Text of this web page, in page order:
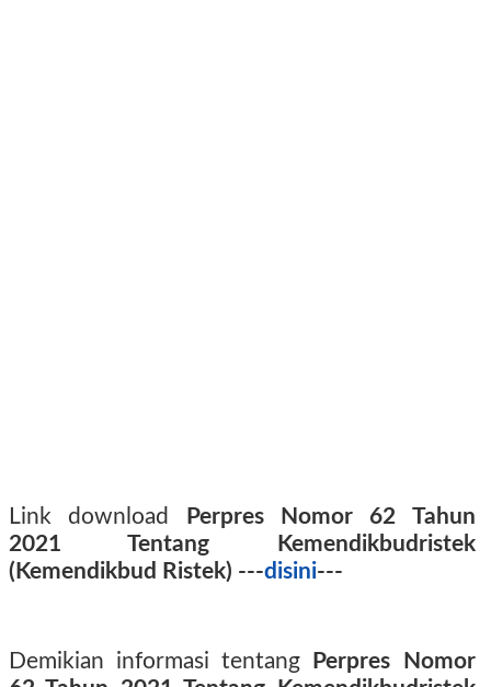
Link download
Perpres Nomor 62 Tahun
2021 Tentang Kemendikbudristek
(Kemendikbud Ristek) ---disini---
Demikian informasi tentang
Perpres Nomor